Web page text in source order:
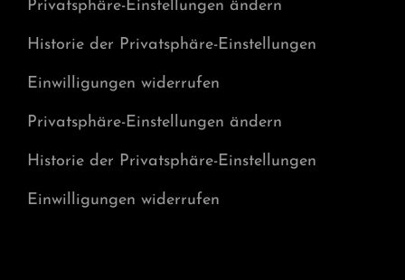
Privatsphäre-Einstellungen ändern
Historie der Privatsphäre-Einstellungen
Einwilligungen widerrufen
Privatsphäre-Einstellungen ändern
Historie der Privatsphäre-Einstellungen
Einwilligungen widerrufen